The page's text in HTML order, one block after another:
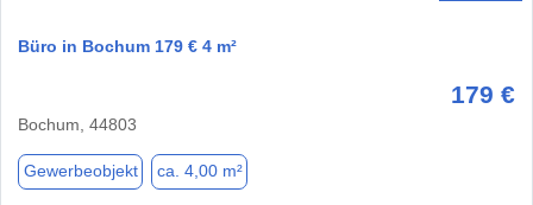
Büro in Bochum 179 € 4 m²
179 €
Bochum, 44803
Gewerbeobjekt ca. 4,00 m²